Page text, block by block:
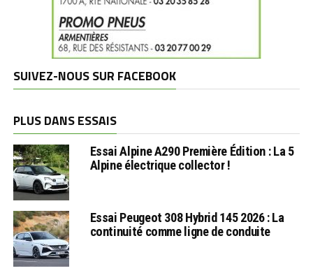
SUIVEZ-NOUS SUR FACEBOOK
PLUS DANS ESSAIS
Essai Alpine A290 Première Édition : La 5
Alpine électrique collector !
Essai Peugeot 308 Hybrid 145 2026 : La
continuité comme ligne de conduite